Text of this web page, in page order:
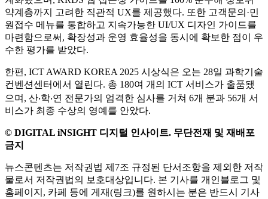
약계층까지 고려한 직관적 UX를 제공했다. 또한 고객문의·민
원접수 메뉴를 통합하고 지속가능한 UI/UX 디자인 가이드를
마련함으로써, 확장성과 운영 효율성을 동시에 확보한 점이 우
수한 평가를 받았다.
한편, ICT AWARD KOREA 2025 시상식은 오는 28일 과학기술
컨벤션센터에서 열린다. 총 180여 개의 ICT 서비스가 출품됐
으며, 산‧학‧연 전문가의 엄격한 심사를 거쳐 6개 분과 56개 서
비스가 최종 수상의 영예를 안았다.
© DIGITAL iNSIGHT 디지털 인사이트. 무단전재 및 재배포
금지
뉴스콘텐츠는 저작권법 제7조 규정된 단서조항을 제외한 저작
물로서 저작권법의 보호대상입니다. 본 기사를 개인블로그 및
홈페이지, 카페 등에 게재(링크)를 원하시는 분은 반드시 기사